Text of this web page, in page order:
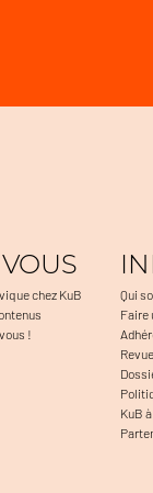
chez KuB
!
Qui
Faire
KuB